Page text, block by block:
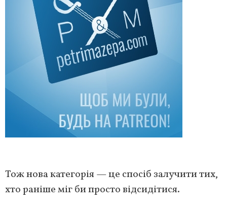
Тож нова категорія — це спосіб залучити тих,
хто раніше міг би просто відсидітися.